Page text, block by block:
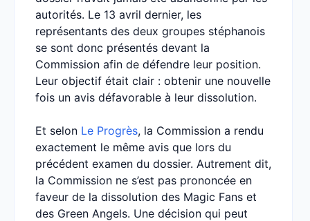
autorités. Le 13 avril dernier, les
représentants des deux groupes stéphanois
se sont donc présentés devant la
Commission afin de défendre leur position.
Leur objectif était clair : obtenir une nouvelle
fois un avis défavorable à leur dissolution.
Et selon Le Progrès, la Commission a rendu
exactement le même avis que lors du
précédent examen du dossier. Autrement dit,
la Commission ne s’est pas prononcée en
faveur de la dissolution des Magic Fans et
des Green Angels. Une décision qui peut